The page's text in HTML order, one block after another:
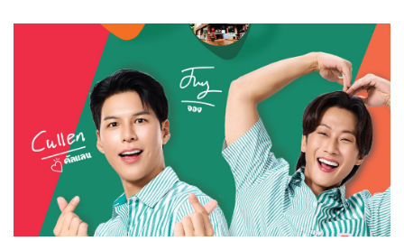
ค้าภายในศูนย์ จัดแคมเปญใหญ่ “Comtech Mid Year Sale